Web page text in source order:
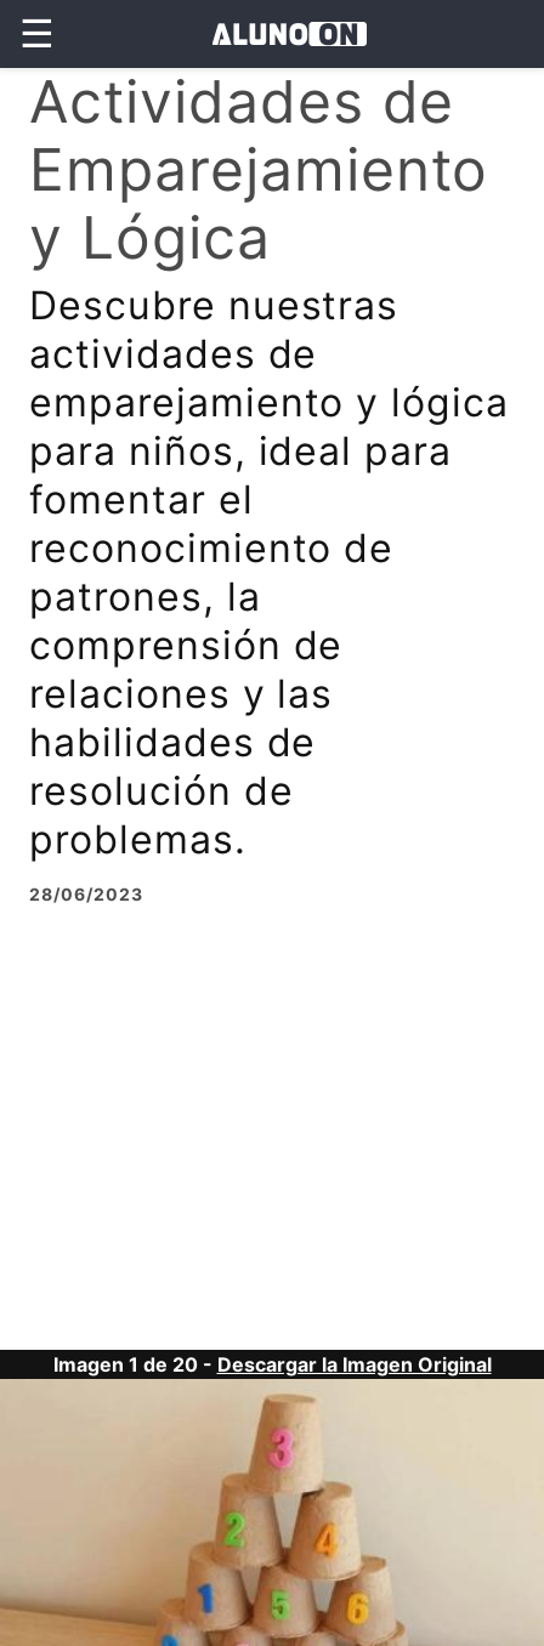
☰
Actividades de
Emparejamiento
y Lógica
Descubre nuestras
actividades de
emparejamiento y lógica
para niños, ideal para
fomentar el
reconocimiento de
patrones, la
comprensión de
relaciones y las
habilidades de
resolución de
problemas.
28/06/2023
Imagen 1 de 20 - Descargar la Imagen Original